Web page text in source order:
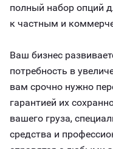
полный набор опций
к частным и
Ваш бизнес
потребность в
вам срочно нужно
гарантией их
вашего груза,
средства и